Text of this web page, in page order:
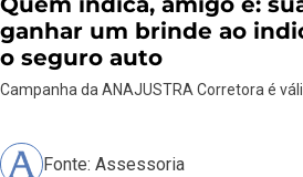
ganhar um brinde ao
o seguro auto
Campanha da ANAJUSTRA Corretora é
Fonte: Assessoria